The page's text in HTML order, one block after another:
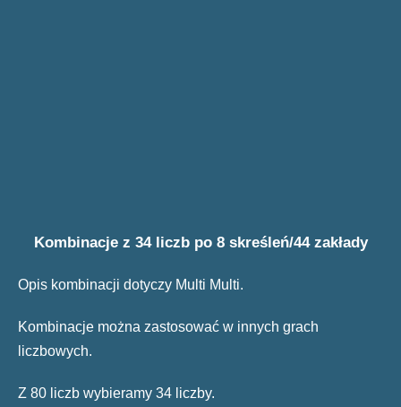
Kombinacje z 34 liczb po 8 skreśleń/44 zakłady
Opis kombinacji dotyczy Multi Multi.
Kombinacje można zastosować w innych grach
liczbowych.
Z 80 liczb wybieramy 34 liczby.